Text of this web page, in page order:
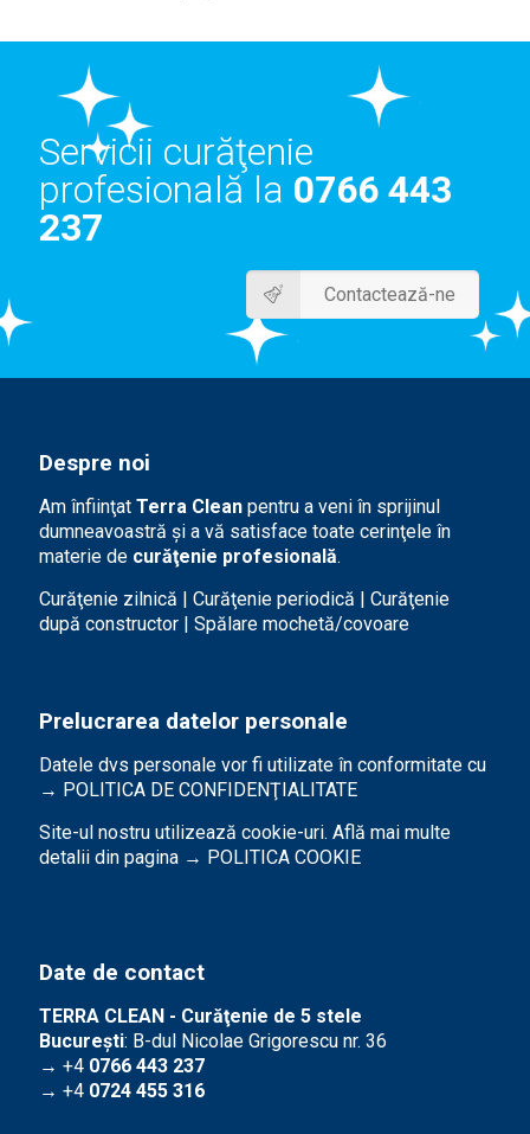
Servicii curăţenie
profesională la 0766 443
237
Contactează-ne
Despre noi
Am înfiinţat Terra Clean pentru a veni în sprijinul
dumneavoastră şi a vă satisface toate cerinţele în
materie de curăţenie profesională.
Curăţenie zilnică | Curăţenie periodică | Curăţenie
după constructor | Spălare mochetă/covoare
Prelucrarea datelor personale
Datele dvs personale vor fi utilizate în conformitate cu
→ POLITICA DE CONFIDENŢIALITATE
Site-ul nostru utilizează cookie-uri. Află mai multe
detalii din pagina → POLITICA COOKIE
Date de contact
TERRA CLEAN - Curăţenie de 5 stele
Bucureşti: B-dul Nicolae Grigorescu nr. 36
→ +4 0766 443 237
→ +4 0724 455 316